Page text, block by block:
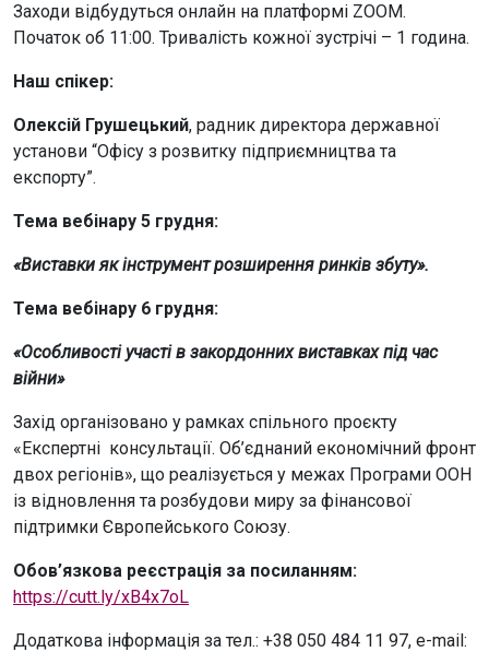
Заходи відбудуться онлайн на платформі ZOOM.
Початок об 11:00. Тривалість кожної зустрічі – 1 година.
Наш спікер:
Олексій Грушецький, радник директора державної
установи “Офісу з розвитку підприємництва та
експорту”.
Тема вебінару 5 грудня:
«Виставки як інструмент розширення ринків збуту».
Тема вебінару 6 грудня:
«Особливості участі в закордонних виставках під час
війни»
Захід організовано у рамках спільного проєкту
«Експертні консультації. Об’єднаний економічний фронт
двох регіонів», що реалізується у межах Програми ООН
із відновлення та розбудови миру за фінансової
підтримки Європейського Союзу.
Обов’язкова реєстрація за посиланням:
https://cutt.ly/xB4x7oL
Додаткова інформація за тел.: +38 050 484 11 97, e-mail: